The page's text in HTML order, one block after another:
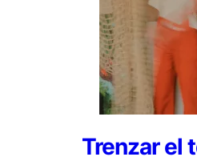
Trenzar el